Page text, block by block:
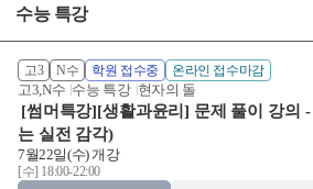
수능 특강
고3 N수 학원 접수중 온라인 접수마감
고3,N수 수능 특강 현자의 돌
[썸머특강][생활과윤리] 문제 풀이 강의
는 실전 감각)
7월22일(수) 개강
[수] 18:00-22:00